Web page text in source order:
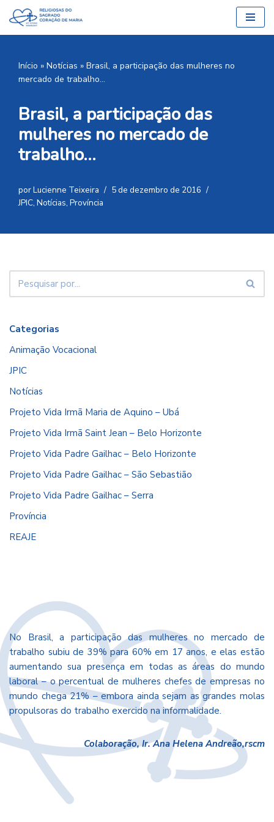
Pular
conteúdo
Início » Notícias » Brasil, a participação das mulheres no
mercado de trabalho…
Brasil, a participação das
mulheres no mercado de
trabalho…
porLucienne Teixeira
5 de dezembro de 2016
JPIC, Notícias, Província
Categorias
Animação Vocacional
JPIC
Notícias
Projeto Vida Irmã Maria de Aquino – Ubá
Projeto Vida Irmã Saint Jean – Belo Horizonte
Projeto Vida Padre Gailhac – Belo Horizonte
Projeto Vida Padre Gailhac – São Sebastião
Projeto Vida Padre Gailhac – Serra
Província
REAJE
No Brasil, a participação das mulheres no mercado de
trabalho subiu de 39% para 60% em 17 anos, e elas estão
aumentando sua presença em todas as áreas do mundo
laboral – o percentual de mulheres chefes de empresas no
mundo chega 21% – embora ainda sejam as grandes molas
propulsoras do trabalho exercido na informalidade.
Colaboração, Ir. Ana Helena Andreão,rscm